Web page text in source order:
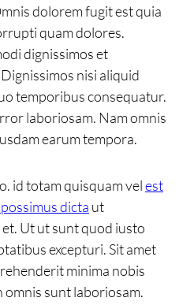
dolorem fugit est quia
quam dolores.
dignissimos et
nisi aliquid
temporibus consequatur.
laboriosam. Nam omnis
earum tempora.
id totam quisquam velest
dicta ut
Ut ut sunt quod iusto
excepturi. Sit amet
minima nobis
omnis sunt laboriosam.